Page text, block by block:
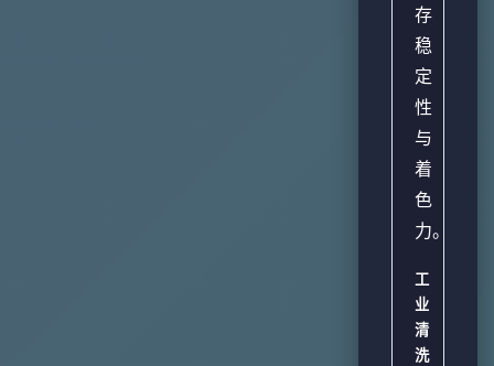
存
稳
定
性
与
着
色
力。
工
业
清
洗